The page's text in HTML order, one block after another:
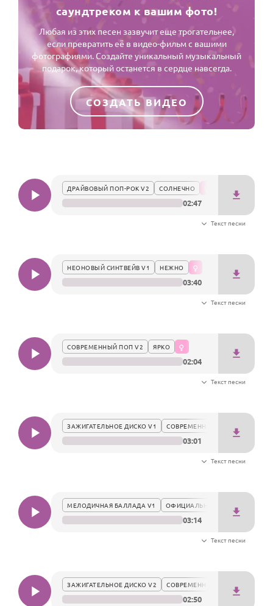
ПЕРСОНАЛЬНЫЕ
Пожелания
По именам
По годам
саундтреком к вашим фото!
Любая из этих песен зазвучит еще трогательнее,
если превратить её в видео-фильм с вашими
фотографиями. Создайте уникальный музыкальный
подарок, который останется в сердце навсегда.
СОЗДАТЬ ВИДЕО
ДРАЙВОВЫЙ ПОП-РОК V2 СОЛНЕЧНО
02:47
Текст песни
НЕОНОВЫЙ СИНТВЕЙВ V1 НЕЖНО
03:40
Текст песни
СОВРЕМЕННЫЙ ПОП V2 ЯРКО
02:04
Текст песни
ЗАЖИГАТЕЛЬНОЕ ДИСКО V1 СОВРЕМЕННО
03:01
Текст песни
МЕЛОДИЧНАЯ БАЛЛАДА V1 ОФИЦИАЛЬНО
03:14
Текст песни
ЗАЖИГАТЕЛЬНОЕ ДИСКО V2 СОВРЕМЕННО
02:50